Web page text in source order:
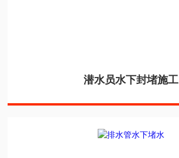
潜水员水下封堵施工